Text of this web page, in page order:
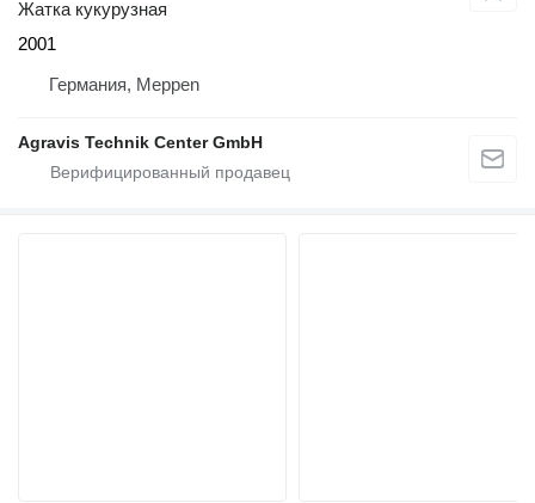
Жатка кукурузная
2001
Германия, Meppen
Agravis Technik Center GmbH